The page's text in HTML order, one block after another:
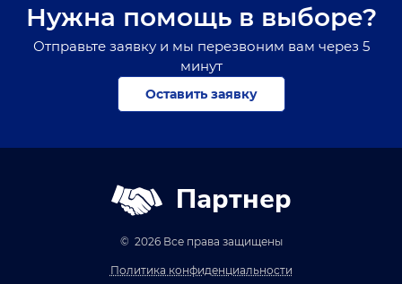
Нужна помощь в выборе?
Отправьте заявку и мы перезвоним вам через 5
минут
Оставить заявку
Партнер
© 2026 Все права защищены
Политика конфиденциальности